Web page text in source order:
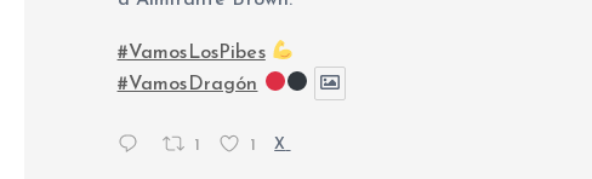
#VamosLosPibes
#VamosDragón
1 1 X